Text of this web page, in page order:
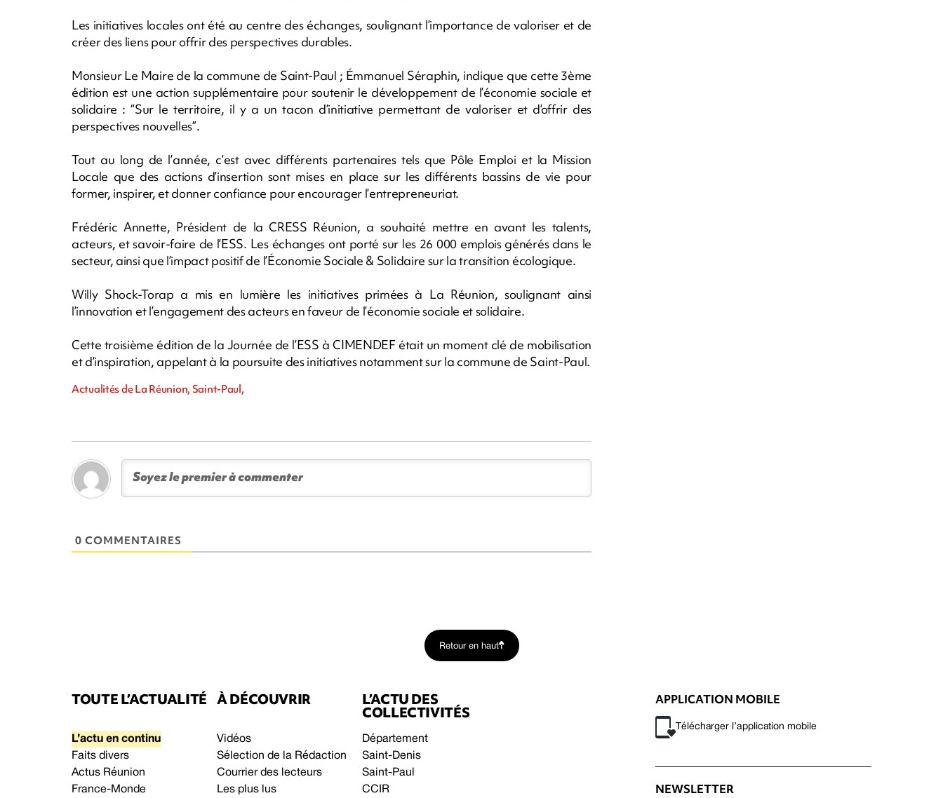
Les initiatives locales ont été au centre des échanges, soulignant l’importance de valoriser et de
créer des liens pour offrir des perspectives durables.
Monsieur Le Maire de la commune de Saint-Paul ; Émmanuel Séraphin, indique que cette 3ème
édition est une action supplémentaire pour soutenir le développement de l’économie sociale et
solidaire : “Sur le territoire, il y a un tacon d’initiative permettant de valoriser et d’offrir des
perspectives nouvelles”.
Tout au long de l’année, c’est avec différents partenaires tels que Pôle Emploi et la Mission
Locale que des actions d’insertion sont mises en place sur les différents bassins de vie pour
former, inspirer, et donner confiance pour encourager l’entrepreneuriat.
Frédéric Annette, Président de la CRESS Réunion, a souhaité mettre en avant les talents,
acteurs, et savoir-faire de l’ESS. Les échanges ont porté sur les 26 000 emplois générés dans le
secteur, ainsi que l’impact positif de l’Économie Sociale & Solidaire sur la transition écologique.
Willy Shock-Torap a mis en lumière les initiatives primées à La Réunion, soulignant ainsi
l’innovation et l’engagement des acteurs en faveur de l’économie sociale et solidaire.
Cette troisième édition de la Journée de l’ESS à CIMENDEF était un moment clé de mobilisation
et d’inspiration, appelant à la poursuite des initiatives notamment sur la commune de Saint-Paul.
Actualités de La Réunion, Saint-Paul,
0 COMMENTAIRES
Retour en haut
TOUTE L’ACTUALITÉ
L’actu en continu
Faits divers
Actus Réunion
France-Monde
À DÉCOUVRIR
Vidéos
Sélection de la Rédaction
Courrier des lecteurs
Les plus lus
L’ACTU DES
COLLECTIVITÉS
Département
Saint-Denis
Saint-Paul
CCIR
APPLICATION MOBILE
Télécharger l’application mobile
NEWSLETTER